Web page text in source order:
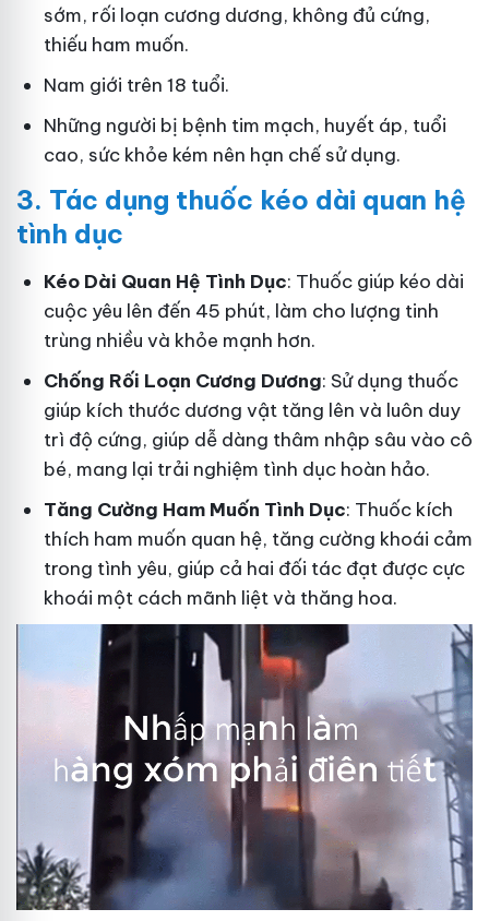
sớm, rối loạn cương dương, không đủ cứng,
thiếu ham muốn.
Nam giới trên 18 tuổi.
Những người bị bệnh tim mạch, huyết áp, tuổi
cao, sức khỏe kém nên hạn chế sử dụng.
3. Tác dụng thuốc kéo dài quan hệ
tình dục
Kéo Dài Quan Hệ Tình Dục: Thuốc giúp kéo dài
cuộc yêu lên đến 45 phút, làm cho lượng tinh
trùng nhiều và khỏe mạnh hơn.
Chống Rối Loạn Cương Dương: Sử dụng thuốc
giúp kích thước dương vật tăng lên và luôn duy
trì độ cứng, giúp dễ dàng thâm nhập sâu vào cô
bé, mang lại trải nghiệm tình dục hoàn hảo.
Tăng Cường Ham Muốn Tình Dục: Thuốc kích
thích ham muốn quan hệ, tăng cường khoái cảm
trong tình yêu, giúp cả hai đối tác đạt được cực
khoái một cách mãnh liệt và thăng hoa.